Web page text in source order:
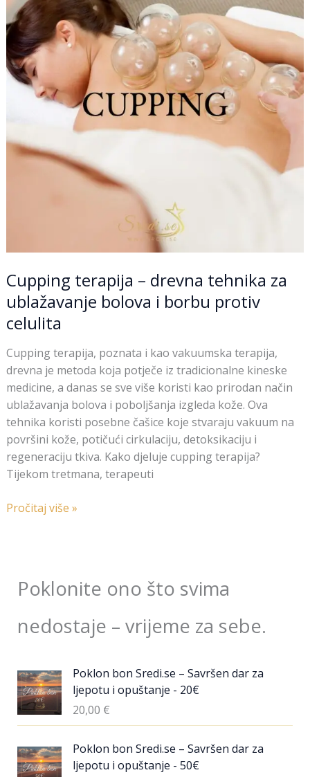
Cupping terapija – drevna tehnika za
ublažavanje bolova i borbu protiv
celulita
Cupping terapija, poznata i kao vakuumska terapija,
drevna je metoda koja potječe iz tradicionalne kineske
medicine, a danas se sve više koristi kao prirodan način
ublažavanja bolova i poboljšanja izgleda kože. Ova
tehnika koristi posebne čašice koje stvaraju vakuum na
površini kože, potičući cirkulaciju, detoksikaciju i
regeneraciju tkiva. Kako djeluje cupping terapija?
Tijekom tretmana, terapeuti
drevna
tehnika
za
ublažavanje
bolova
protiv
celulita
Pročitaj više »
Poklonite ono što svima
nedostaje – vrijeme za sebe.
Poklon bon Sredi.se – Savršen dar za
ljepotu i opuštanje - 20€
20,00 €
Poklon bon Sredi.se – Savršen dar za
ljepotu i opuštanje - 50€